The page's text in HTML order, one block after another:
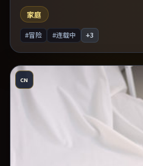
家庭
#冒险 #连载中 +3
CN